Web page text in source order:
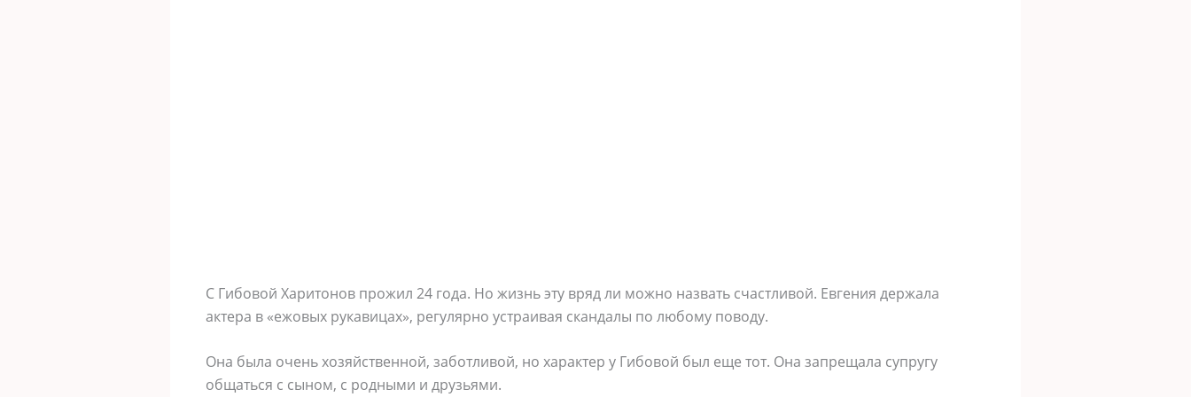
С Гибовой Харитонов прожил 24 года. Но жизнь эту вряд ли можно назвать счастливой. Евгения держала
актера в «ежовых рукавицах», регулярно устраивая скандалы по любому поводу.
Она была очень хозяйственной, заботливой, но характер у Гибовой был еще тот. Она запрещала супругу
общаться с сыном, с родными и друзьями.